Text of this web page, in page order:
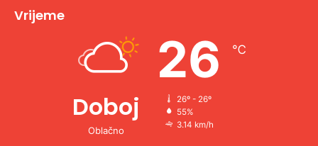
vVrijeme
Doboj
Oblačno
26 ℃
26º - 26º
55%
3.14 km/h